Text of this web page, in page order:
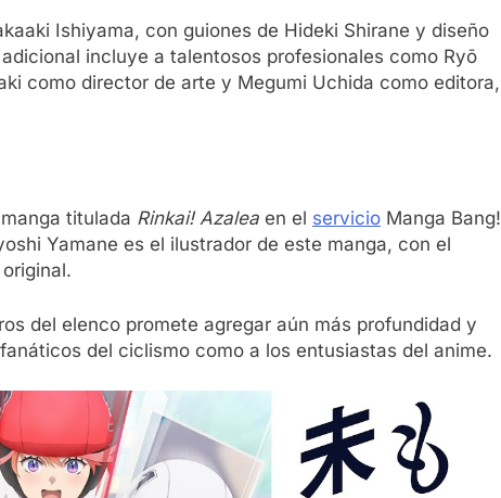
Ishiyama, con guiones de Hideki Shirane y diseño
incluye a talentosos profesionales como Ryō
como director de arte y Megumi Uchida como editora,
titulada Rinkai! Azalea en el servicio Manga Bang!
Yamane es el ilustrador de este manga, con el
del elenco promete agregar aún más profundidad y
del ciclismo como a los entusiastas del anime.